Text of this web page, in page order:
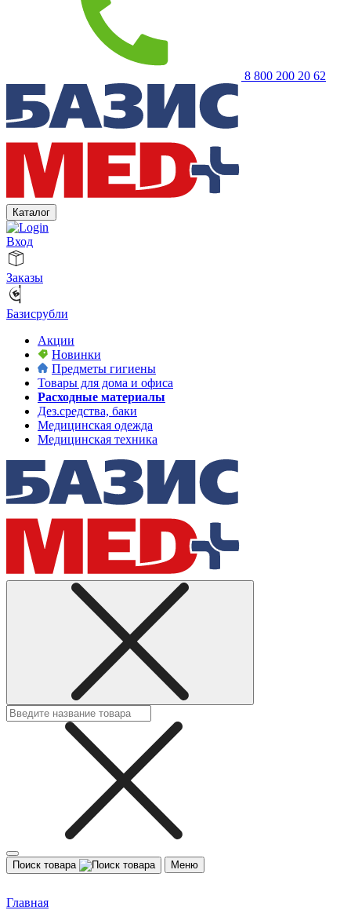
8 800 200 20 62
Каталог
Вход
Заказы
Базисрубли
Акции
Новинки
Предметы гигиены
Товары для дома и офиса
Расходные материалы
Дез.средства, баки
Медицинская одежда
Медицинская техника
Поиск товара Меню
Главная